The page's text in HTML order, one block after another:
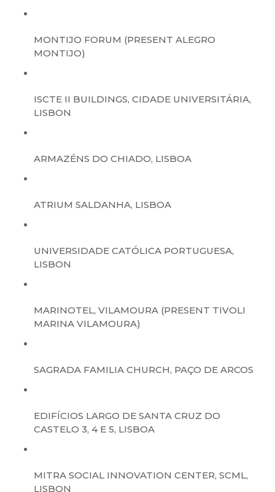
MONTIJO FORUM (PRESENT ALEGRO
MONTIJO)
ISCTE II BUILDINGS, CIDADE UNIVERSITÁRIA,
LISBON
ARMAZÉNS DO CHIADO, LISBOA
ATRIUM SALDANHA, LISBOA
UNIVERSIDADE CATÓLICA PORTUGUESA,
LISBON
MARINOTEL, VILAMOURA (PRESENT TIVOLI
MARINA VILAMOURA)
SAGRADA FAMILIA CHURCH, PAÇO DE ARCOS
EDIFÍCIOS LARGO DE SANTA CRUZ DO
CASTELO 3, 4 E 5, LISBOA
MITRA SOCIAL INNOVATION CENTER, SCML,
LISBON